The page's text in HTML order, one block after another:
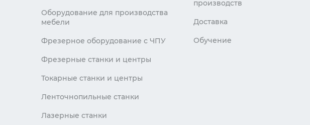
Оборудование для производства
мебели
Фрезерное оборудование с ЧПУ
Фрезерные станки и центры
Токарные станки и центры
Ленточнопильные станки
Лазерные станки
производств
Доставка
Обучение